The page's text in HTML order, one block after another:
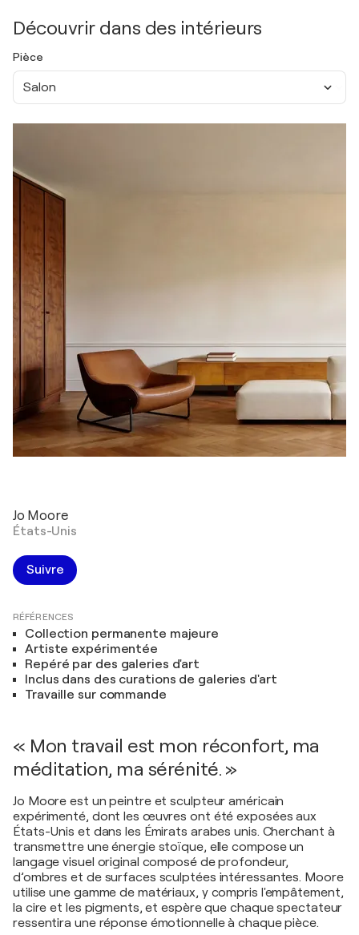
Découvrir dans des intérieurs
Pièce
Salon
Jo Moore
États-Unis
Suivre
RÉFÉRENCES
Collection permanente majeure
Artiste expérimentée
Repéré par des galeries d'art
Inclus dans des curations de galeries d'art
Travaille sur commande
« Mon travail est mon réconfort, ma
méditation, ma sérénité. »
Jo Moore est un peintre et sculpteur américain
expérimenté, dont les œuvres ont été exposées aux
États-Unis et dans les Émirats arabes unis. Cherchant à
transmettre une énergie stoïque, elle compose un
langage visuel original composé de profondeur,
d’ombres et de surfaces sculptées intéressantes. Moore
utilise une gamme de matériaux, y compris l'empâtement,
la cire et les pigments, et espère que chaque spectateur
ressentira une réponse émotionnelle à chaque pièce.